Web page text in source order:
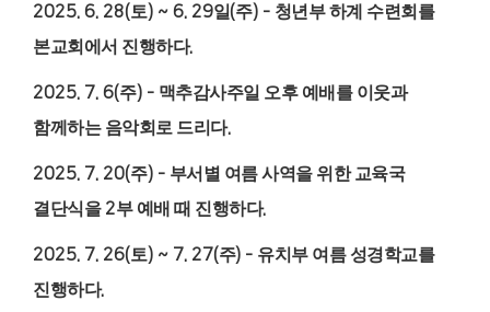
2025. 6. 28(토) ~ 6. 29일(주) - 청년부 하계 수련회를
본교회에서 진행하다.
2025. 7. 6(주) - 맥추감사주일 오후 예배를 이웃과
함께하는 음악회로 드리다.
2025. 7. 20(주) - 부서별 여름 사역을 위한 교육국
결단식을 2부 예배 때 진행하다.
2025. 7. 26(토) ~ 7. 27(주) - 유치부 여름 성경학교를
진행하다.